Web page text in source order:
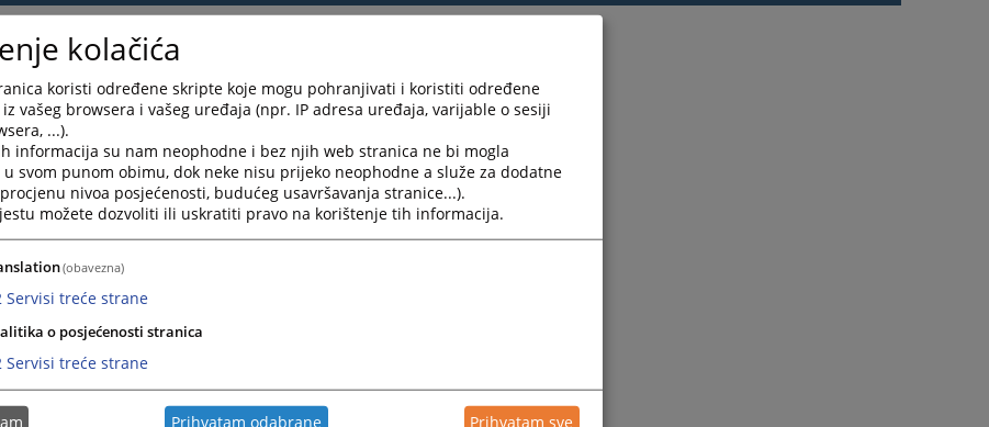
kolačića
koristi određene skripte koje mogu pohranjivati i koristiti određene
vašeg browsera i vašeg uređaja (npr. IP adresa uređaja, varijable o sesiji
...).
informacija su nam neophodne i bez njih web stranica ne bi mogla
svom punom obimu, dok neke nisu prijeko neophodne a služe za dodatne
nivoa posjećenosti, budućeg usavršavanja stranice...).
možete dozvoliti ili uskratiti pravo na korištenje tih informacija.
(obavezna)
Servisi treće strane
o posjećenosti stranica
Servisi treće strane
Prihvatam odabrane Prihvatam sve